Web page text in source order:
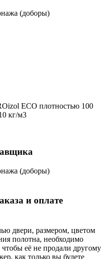
(доборы)
ECO плотностью 100
кг/м3
(доборы)
и оплате
двери, размером, цветом
полотна, необходимо
чтобы её не продали другому
как только вы будете